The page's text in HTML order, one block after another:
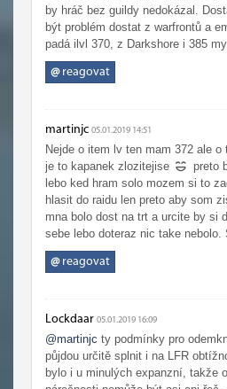
by hráč bez guildy nedokázal.
být problém dostat z warfrontů a
padá ilvl 370, z Darkshore i 385
@reagovat
martinjc 05.01.2019 14:51
Nejde o item lv ten mam 372 ale
je to kapanek zlozitejise
preto
lebo ked hram solo mozem si to
hlasit do raidu len preto aby som
mna bolo dost na trt a urcite by si
sebe lebo doteraz nic take nebolo.
@reagovat
Lockdaar 05.01.2019 16:09
@martinjc ty podmínky pro
půjdou určitě splnit i na LFR
bylo i u minulých expanzní, takže